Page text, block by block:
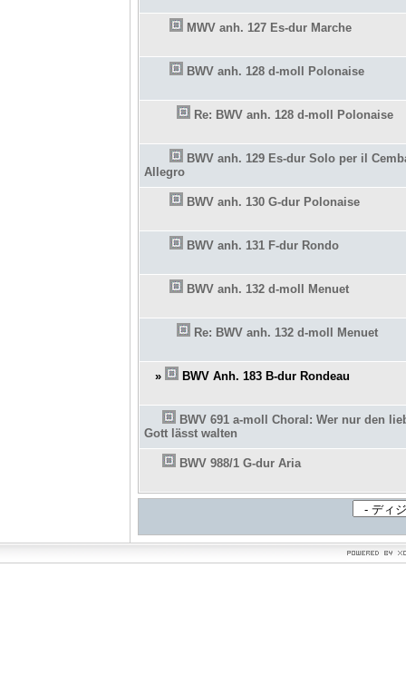
MWV anh. 127 Es-dur Marche
BWV anh. 128 d-moll Polonaise
Re: BWV anh. 128 d-moll Polonaise
BWV anh. 129 Es-dur Solo per il
Allegro
BWV anh. 130 G-dur Polonaise
BWV anh. 131 F-dur Rondo
BWV anh. 132 d-moll Menuet
Re: BWV anh. 132 d-moll Menuet
» BWV Anh. 183 B-dur Rondeau
BWV 691 a-moll Choral: Wer nur den
Gott lässt walten
BWV 988/1 G-dur Aria